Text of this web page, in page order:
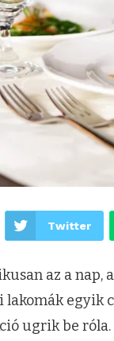
Twitter
az a nap,
lakomák egyik
ugrik be